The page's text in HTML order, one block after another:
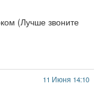
(Лучше звоните
11 Июня 14:10